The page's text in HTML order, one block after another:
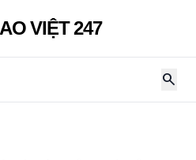
VIỆT 247
search